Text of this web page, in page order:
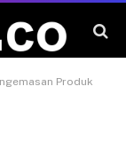
Produk